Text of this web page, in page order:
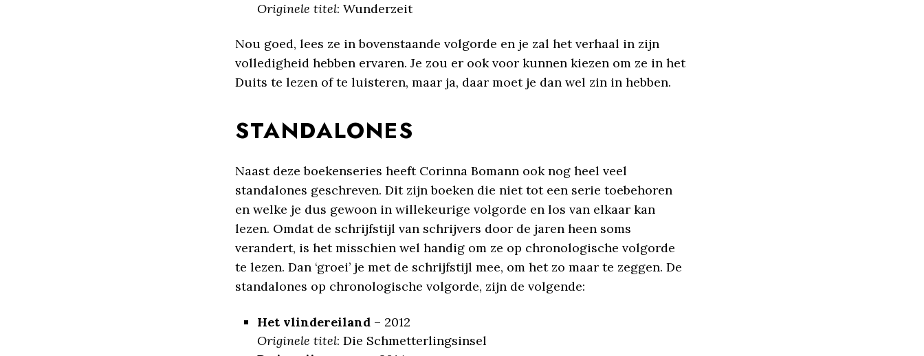
Originele titel: Wunderzeit
Nou goed, lees ze in bovenstaande volgorde en je zal het verhaal in zijn
volledigheid hebben ervaren. Je zou er ook voor kunnen kiezen om ze in het
Duits te lezen of te luisteren, maar ja, daar moet je dan wel zin in hebben.
STANDALONES
Naast deze boekenseries heeft Corinna Bomann ook nog heel veel
standalones geschreven. Dit zijn boeken die niet tot een serie toebehoren
en welke je dus gewoon in willekeurige volgorde en los van elkaar kan
lezen. Omdat de schrijfstijl van schrijvers door de jaren heen soms
verandert, is het misschien wel handig om ze op chronologische volgorde
te lezen. Dan ‘groei’ je met de schrijfstijl mee, om het zo maar te zeggen. De
standalones op chronologische volgorde, zijn de volgende:
Het vlindereiland– 2012
Originele titel: Die Schmetterlingsinsel